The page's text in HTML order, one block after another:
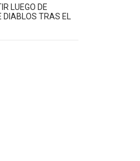
LUEGO DE
DIABLOS TRAS EL